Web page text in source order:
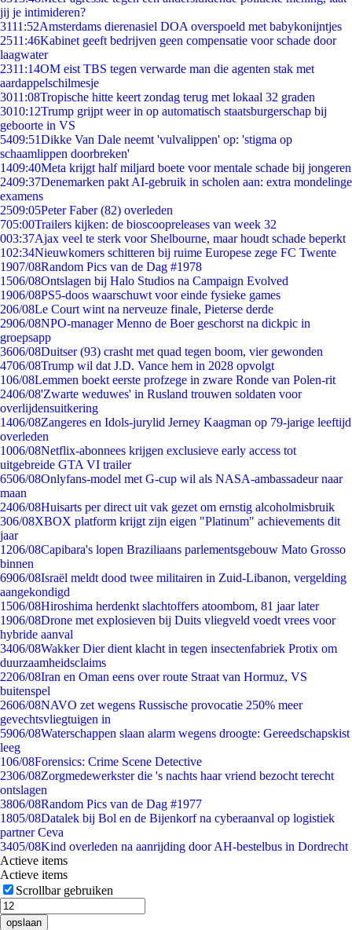
jij je intimideren?
3111:52Amsterdams dierenasiel DOA overspoeld met babykonijntjes
2511:46Kabinet geeft bedrijven geen compensatie voor schade door
laagwater
2311:14OM eist TBS tegen verwarde man die agenten stak met
aardappelschilmesje
3011:08Tropische hitte keert zondag terug met lokaal 32 graden
3010:12Trump grijpt weer in op automatisch staatsburgerschap bij
geboorte in VS
5409:51Dikke Van Dale neemt 'vulvalippen' op: 'stigma op
schaamlippen doorbreken'
1409:40Meta krijgt half miljard boete voor mentale schade bij jongeren
2409:37Denemarken pakt AI-gebruik in scholen aan: extra mondelinge
examens
2509:05Peter Faber (82) overleden
705:00Trailers kijken: de bioscoopreleases van week 32
003:37Ajax veel te sterk voor Shelbourne, maar houdt schade beperkt
102:34Nieuwkomers schitteren bij ruime Europese zege FC Twente
1907/08Random Pics van de Dag #1978
1506/08Ontslagen bij Halo Studios na Campaign Evolved
1906/08PS5-doos waarschuwt voor einde fysieke games
206/08Le Court wint na nerveuze finale, Pieterse derde
2906/08NPO-manager Menno de Boer geschorst na dickpic in
groepsapp
3606/08Duitser (93) crasht met quad tegen boom, vier gewonden
4706/08Trump wil dat J.D. Vance hem in 2028 opvolgt
106/08Lemmen boekt eerste profzege in zware Ronde van Polen-rit
2406/08'Zwarte weduwes' in Rusland trouwen soldaten voor
overlijdensuitkering
1406/08Zangeres en Idols-jurylid Jerney Kaagman op 79-jarige leeftijd
overleden
1006/08Netflix-abonnees krijgen exclusieve early access tot
uitgebreide GTA VI trailer
6506/08Onlyfans-model met G-cup wil als NASA-ambassadeur naar
maan
2406/08Huisarts per direct uit vak gezet om ernstig alcoholmisbruik
306/08XBOX platform krijgt zijn eigen "Platinum" achievements dit
jaar
1206/08Capibara's lopen Braziliaans parlementsgebouw Mato Grosso
binnen
6906/08Israël meldt dood twee militairen in Zuid-Libanon, vergelding
aangekondigd
1506/08Hiroshima herdenkt slachtoffers atoombom, 81 jaar later
1906/08Drone met explosieven bij Duits vliegveld voedt vrees voor
hybride aanval
3406/08Wakker Dier dient klacht in tegen insectenfabriek Protix om
duurzaamheidsclaims
2206/08Iran en Oman eens over route Straat van Hormuz, VS
buitenspel
2606/08NAVO zet wegens Russische provocatie 250% meer
gevechtsvliegtuigen in
5906/08Waterschappen slaan alarm wegens droogte: Gereedschapskist
leeg
106/08Forensics: Crime Scene Detective
2306/08Zorgmedewerkster die 's nachts haar vriend bezocht terecht
ontslagen
3806/08Random Pics van de Dag #1977
1805/08Datalek bij Bol en de Bijenkorf na cyberaanval op logistiek
partner Ceva
3405/08Kind overleden na aanrijding door AH-bestelbus in Dordrecht
Actieve items
Actieve items
Scrollbar gebruiken
opslaan